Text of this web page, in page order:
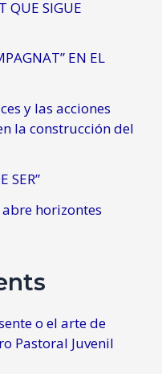
QUE SIGUE
EN EL
y las acciones
la construcción del
SER”
horizontes
o el arte de
Pastoral Juvenil